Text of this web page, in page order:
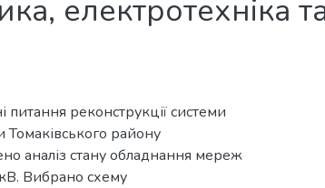
електротехніка
питання реконструкції системи
Томаківського району
аналіз стану обладнання мереж
Вибрано схему